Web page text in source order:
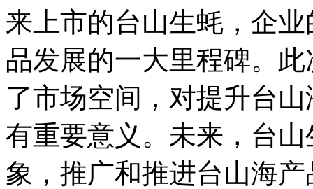
来上市的台山生蚝，企
品发展的一大里程碑。
了市场空间，对提升台
有重要意义。未来，台
象，推广和推进台山海